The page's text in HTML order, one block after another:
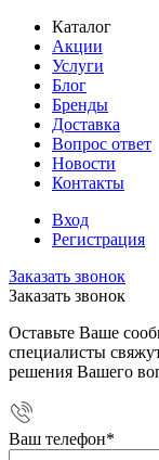
Каталог
Акции
Услуги
Блог
Бренды
Доставка
Вопрос ответ
Новости
Контакты
Вход
Регистрация
Заказать звонок
Заказать звонок
Оставьте Ваше
специалисты
решения Вашего
Ваш телефон*